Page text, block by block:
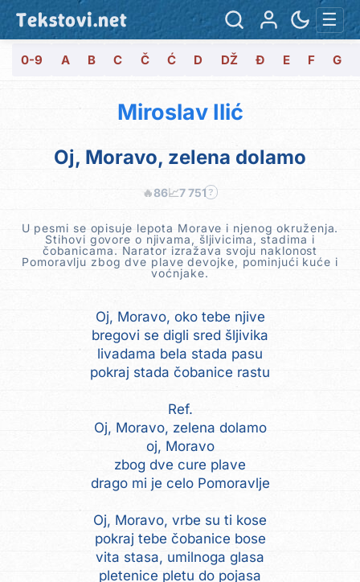
Tekstovi.net ☰
0-9 A B C Č Ć D DŽ Đ E F G
Miroslav Ilić
Oj, Moravo, zelena dolamo
🔥86📈7 751 ?
U pesmi se opisuje lepota Morave i njenog okruženja.
Stihovi govore o njivama, šljivicima, stadima i
čobanicama. Narator izražava svoju naklonost
Pomoravlju zbog dve plave devojke, pominjući kuće i
voćnjake.
Oj, Moravo, oko tebe njive
bregovi se digli sred šljivika
livadama bela stada pasu
pokraj stada čobanice rastu
Ref.
Oj, Moravo, zelena dolamo
oj, Moravo
zbog dve cure plave
drago mi je celo Pomoravlje
Oj, Moravo, vrbe su ti kose
pokraj tebe čobanice bose
vita stasa, umilnoga glasa
pletenice pletu do pojasa